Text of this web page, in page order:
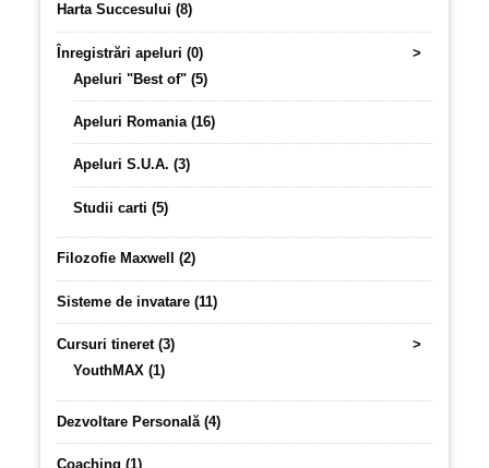
Harta Succesului (8)
Înregistrări apeluri (0)
>
Apeluri "Best of" (5)
Apeluri Romania (16)
Apeluri S.U.A. (3)
Studii carti (5)
Filozofie Maxwell (2)
Sisteme de invatare (11)
Cursuri tineret (3)
>
YouthMAX (1)
Dezvoltare Personală (4)
Coaching (1)